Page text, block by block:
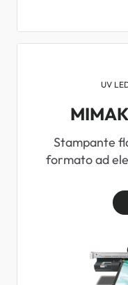
UV
Stampante
formato ad